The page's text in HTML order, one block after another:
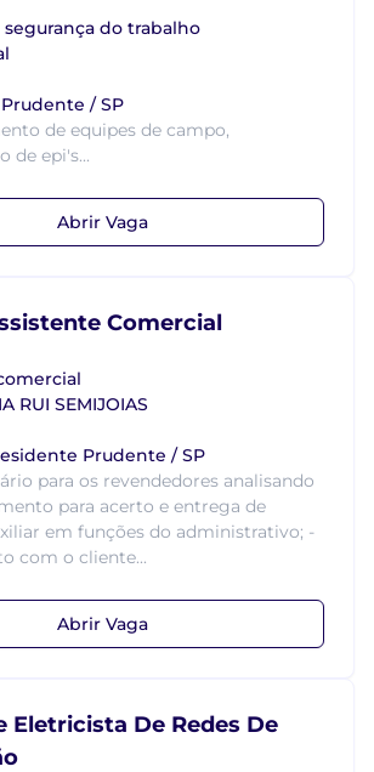
do trabalho
/ SP
de equipes de campo,
de epi's...
Abrir Vaga
Comercial
RUI SEMIJOIAS
Prudente / SP
para os revendedores analisando
para acerto e entrega de
em funções do administrativo; -
com o cliente...
Abrir Vaga
Eletricista De Redes De